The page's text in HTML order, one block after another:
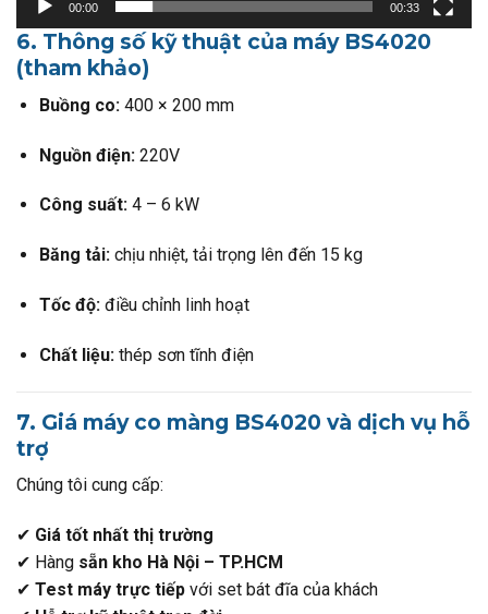
00:00 00:33
6. Thông số kỹ thuật của máy BS4020
(tham khảo)
Buồng co:400 × 200 mm
Nguồn điện:220V
Công suất:4 – 6 kW
Băng tải:chịu nhiệt, tải trọng lên đến 15 kg
Tốc độ:điều chỉnh linh hoạt
Chất liệu:thép sơn tĩnh điện
7. Giá máy co màng BS4020 và dịch vụ hỗ
trợ
Chúng tôi cung cấp:
✔ Giá tốt nhất thị trường
✔ Hàng sẵn kho Hà Nội – TP.HCM
✔ Test máy trực tiếp với set bát đĩa của khách